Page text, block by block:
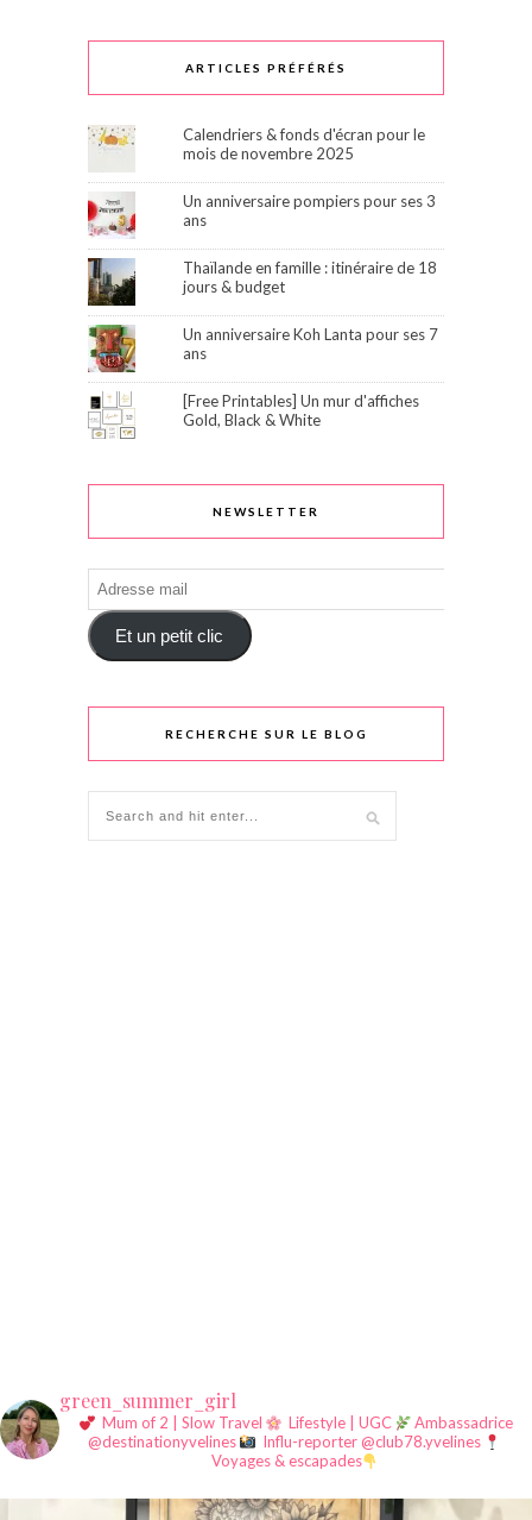
ARTICLES PRÉFÉRÉS
Calendriers & fonds d'écran pour le
mois de novembre 2025
Un anniversaire pompiers pour ses 3
ans
Thaïlande en famille : itinéraire de 18
jours & budget
Un anniversaire Koh Lanta pour ses 7
ans
[Free Printables] Un mur d'affiches
Gold, Black & White
NEWSLETTER
Adresse
mail
Et un petit clic
RECHERCHE SUR LE BLOG
green_summer_girl
Mum of 2 | Slow Travel Lifestyle | UGC
Ambassadrice
@destinationyvelines
Influ-reporter @club78.yvelines
Voyages & escapades